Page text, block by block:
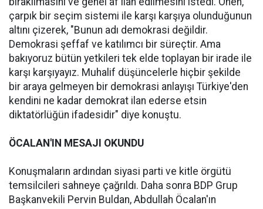
çarpık bir seçim sistemi ile karşı karşıya olunduğunun
altını çizerek, "Bunun adı demokrasi değildir.
Demokrasi şeffaf ve katılımcı bir süreçtir. Ama
bakıyoruz bütün yetkileri tek elde toplayan bir irade ile
karşı karşıyayız. Muhalif düşüncelerle hiçbir şekilde
bir araya gelmeyen bir demokrasi anlayışı Türkiye'den
kendini ne kadar demokrat ilan ederse etsin
diktatörlüğün ifadesidir" diye konuştu.
ÖCALAN'IN MESAJI OKUNDU
Konuşmaların ardından siyasi parti ve kitle örgütü
temsilcileri sahneye çağrıldı. Daha sonra BDP Grup
Başkanvekili Pervin Buldan, Abdullah Öcalan'ın